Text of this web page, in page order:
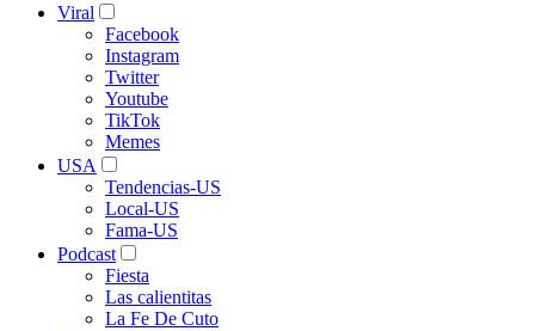
Viral
Facebook
Instagram
Twitter
Youtube
TikTok
Memes
USA
Tendencias-US
Local-US
Fama-US
Podcast
Fiesta
Las calientitas
La Fe De Cuto